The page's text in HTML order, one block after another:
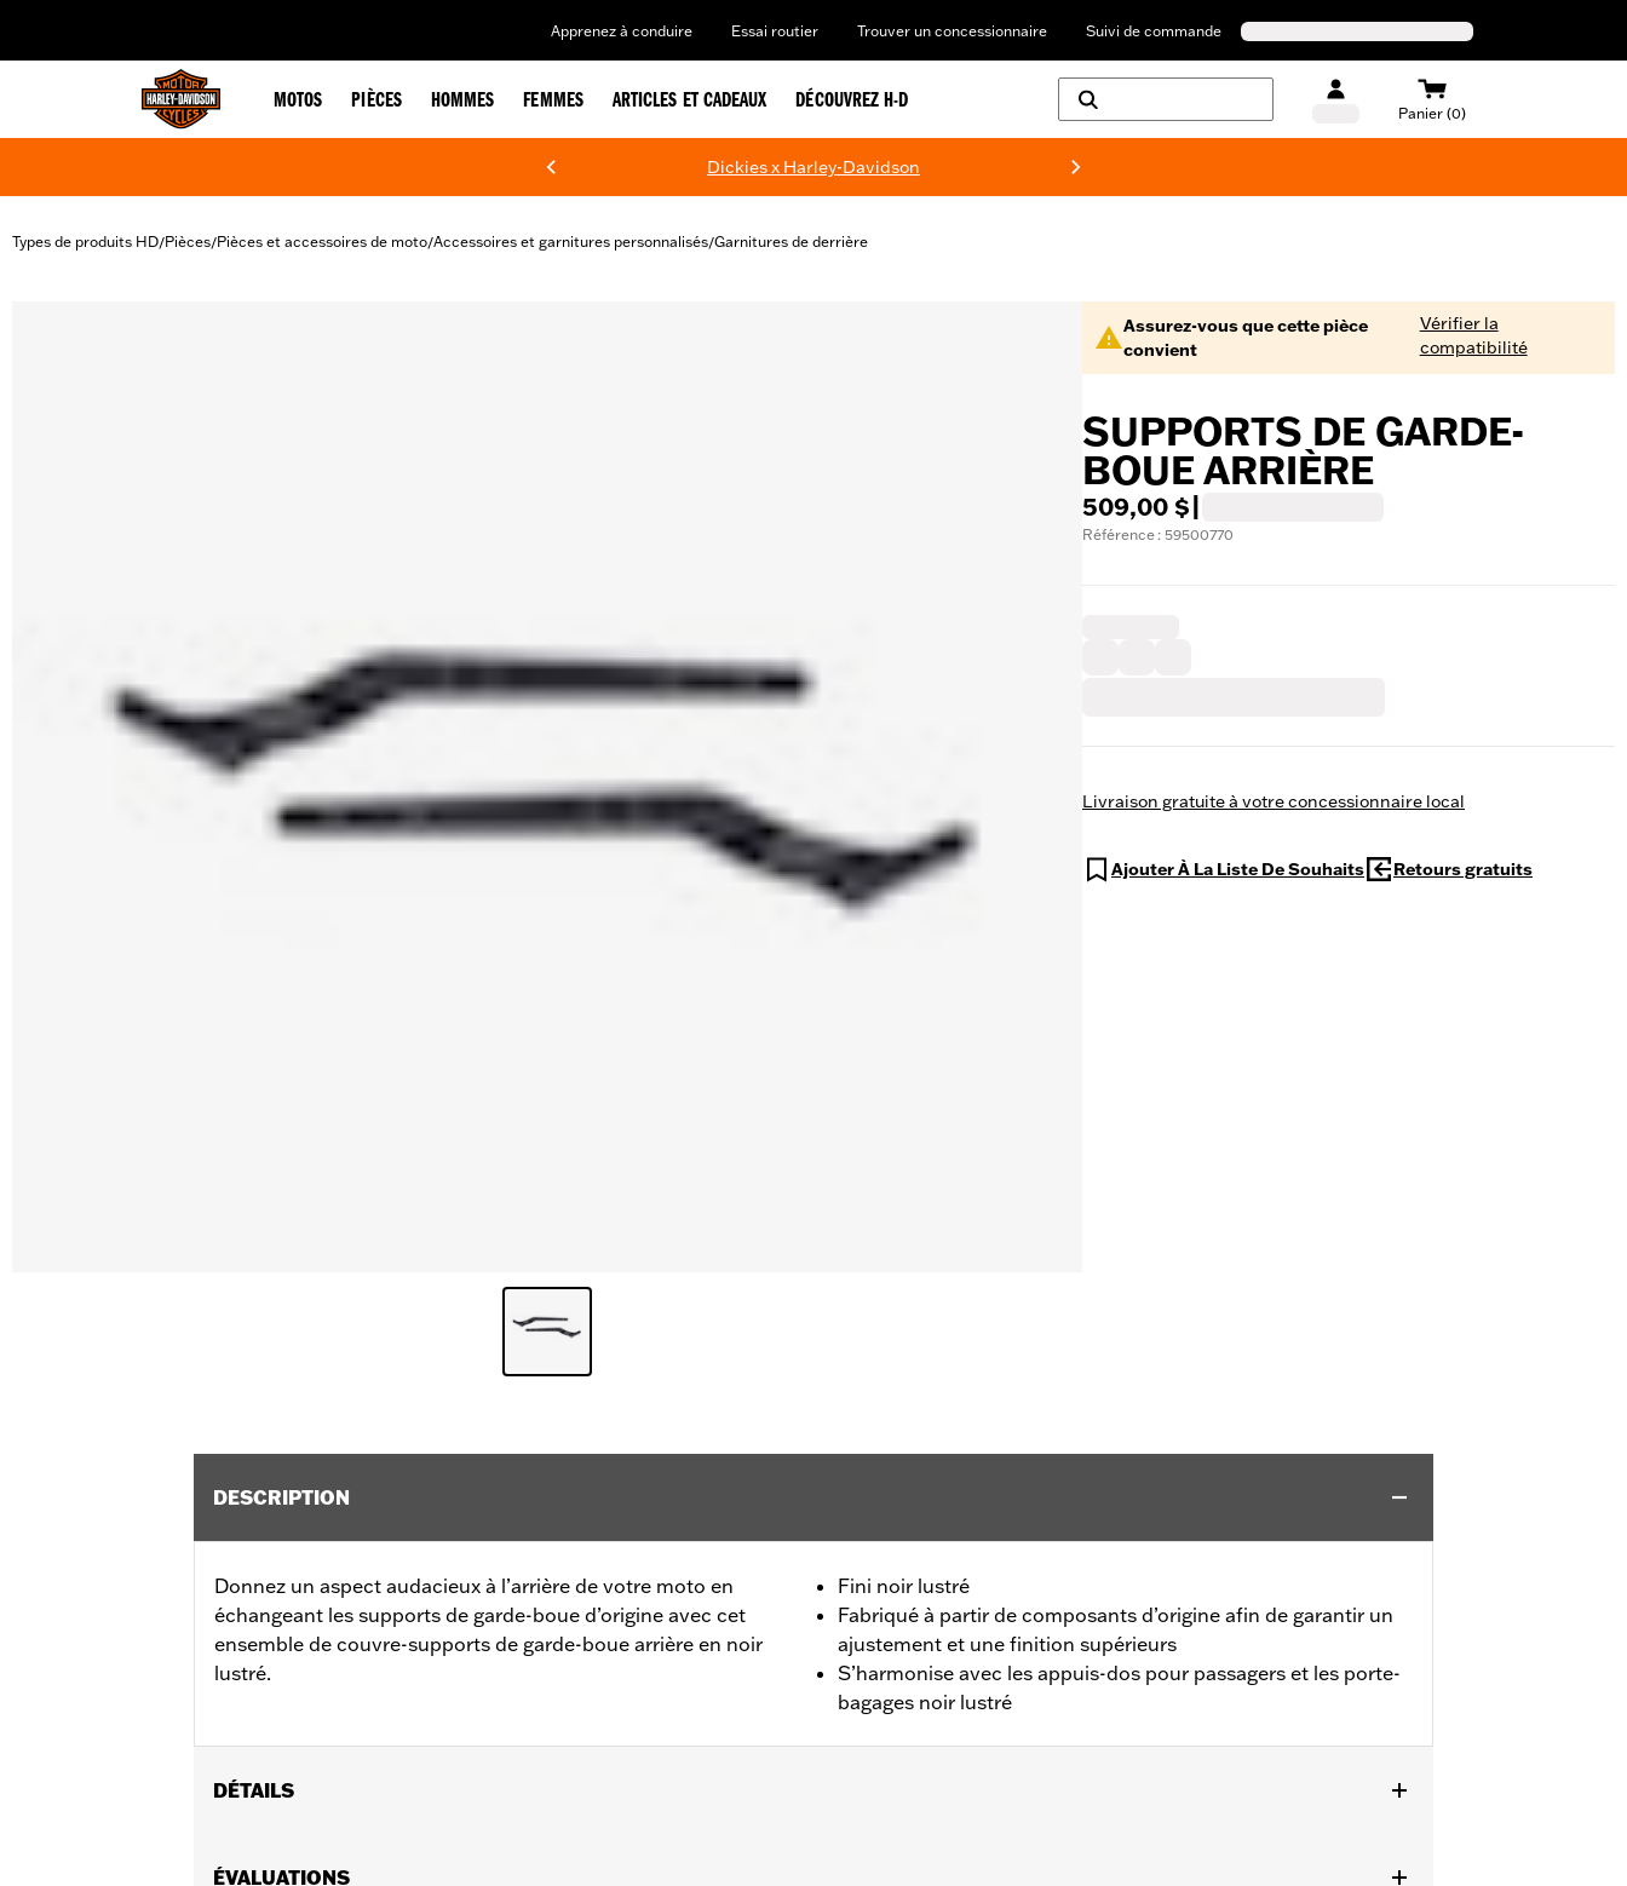
Apprenez à conduire Essai routier Trouver un concessionnaire Suivi de commande
MOTOS PIÈCES HOMMES FEMMES ARTICLES ET CADEAUX DÉCOUVREZ H-D
Panier (0)
Dickies x Harley-Davidson
Types de produits HD/Pièces/Pièces et accessoires de moto/Accessoires et garnitures personnalisés/Garnitures de derrière
Assurez-vous que cette pièce
convient
Vérifier la
compatibilité
SUPPORTS DE GARDE-
BOUE ARRIÈRE
509,00 $
Référence : 59500770
Livraison gratuite à votre concessionnaire local
Ajouter À La Liste De Souhaits Retours gratuits
DESCRIPTION
Donnez un aspect audacieux à l’arrière de votre moto en
échangeant les supports de garde-boue d’origine avec cet
ensemble de couvre-supports de garde-boue arrière en noir
lustré.
Fini noir lustré
Fabriqué à partir de composants d’origine afin de garantir un
ajustement et une finition supérieurs
S’harmonise avec les appuis-dos pour passagers et les porte-
bagages noir lustré
DÉTAILS
Instructions d’installation
ÉVALUATIONS